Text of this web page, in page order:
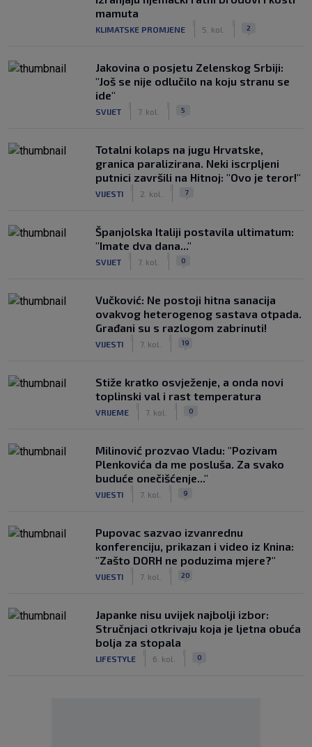
mamuta
KLIMATSKE PROMJENE 5. kol. 2
Jakovina o posjetu Zelenskog Srbiji:
"Još se nije odlučilo na koju stranu se
ide"
SVIJET 7. kol. 5
Totalni kolaps na jugu Hrvatske,
granica paralizirana. Neki iscrpljeni
putnici završili na Hitnoj: "Ovo je teror!"
VIJESTI 2. kol. 7
Španjolska Italiji postavila ultimatum:
"Imate dva dana..."
SVIJET 7. kol. 0
Vučković: Ne postoji hitna sanacija
ovakvog heterogenog sastava otpada.
Građani su s razlogom zabrinuti!
VIJESTI 7. kol. 19
Stiže kratko osvježenje, a onda novi
toplinski val i rast temperatura
VRIJEME 7. kol. 0
Milinović prozvao Vladu: "Pozivam
Plenkovića da me posluša. Za svako
buduće onečišćenje..."
VIJESTI 7. kol. 9
Pupovac sazvao izvanrednu
konferenciju, prikazan i video iz Knina:
"Zašto DORH ne poduzima mjere?"
VIJESTI 7. kol. 20
Japanke nisu uvijek najbolji izbor:
Stručnjaci otkrivaju koja je ljetna obuća
bolja za stopala
LIFESTYLE 6. kol. 0